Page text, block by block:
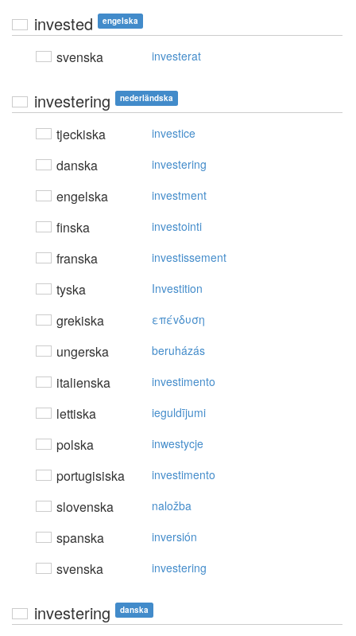
invested engelska
svenska investerat
investering nederländska
tjeckiska investice
danska investering
engelska investment
finska investointi
franska investissement
tyska Investition
grekiska επέvδυση
ungerska beruházás
italienska investimento
lettiska ieguldījumi
polska inwestycje
portugisiska investimento
slovenska naložba
spanska inversión
svenska investering
investering danska